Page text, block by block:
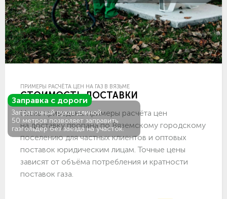
Заправка с дороги
Заправочный рукав длиной
50 метров позволяет заправить
газгольдер без заезда на участок.
ПРИМЕРЫ РАСЧЁТА ЦЕН НА ГАЗ В ВЯЗЬМЕ
СТОИМОСТЬ ДОСТАВКИ
Ниже приведены примеры расчёта цен
на доставку пропана по Вяземскому городскому
поселению для частных клиентов и оптовых
поставок юридическим лицам. Точные цены
зависят от объёма потребления и кратности
поставок газа.